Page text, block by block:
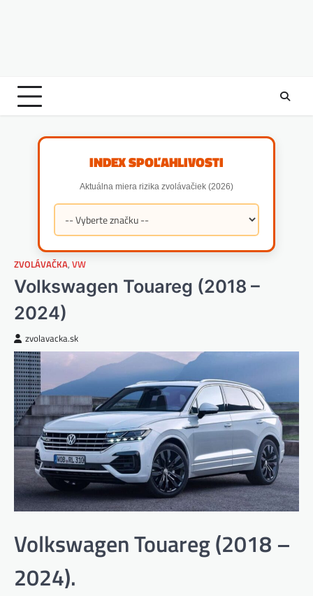
INDEX SPOĽAHLIVOSTI
Aktuálna miera rizika zvolávačiek (2026)
ZVOLÁVAČKA, VW
Volkswagen Touareg (2018 –
2024)
zvolavacka.sk
Volkswagen Touareg (2018 –
2024).